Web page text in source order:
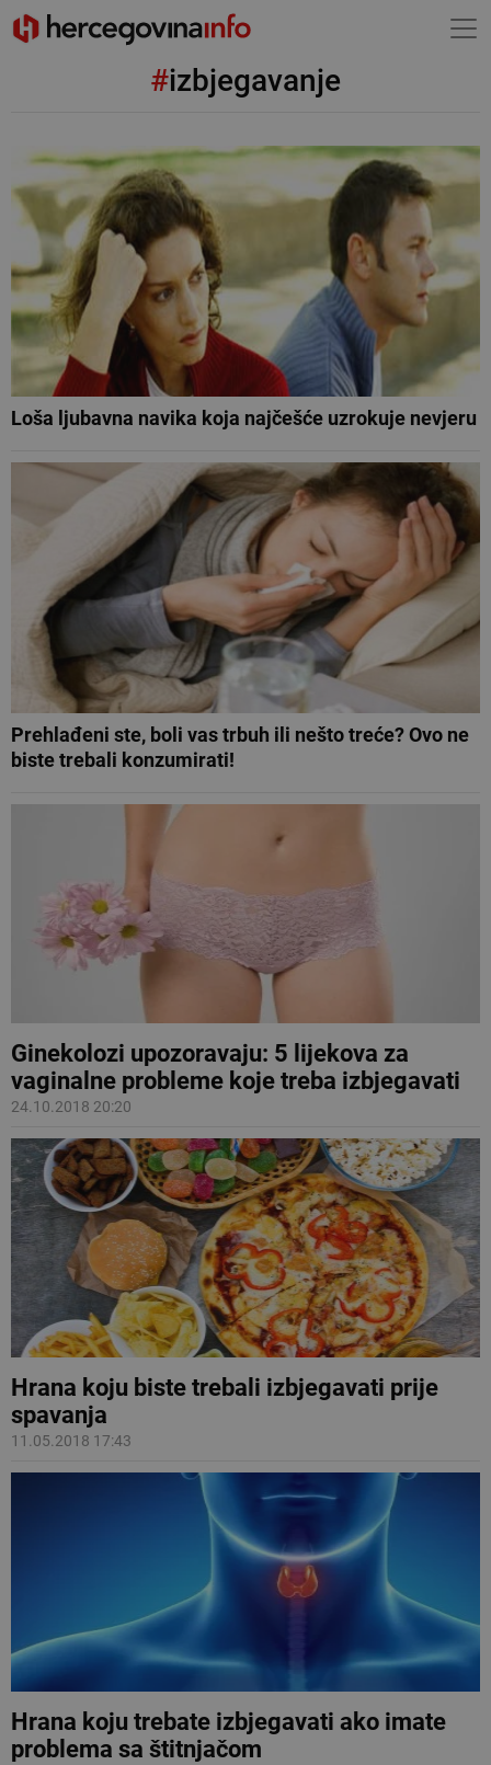
#izbjegavanje
Loša ljubavna navika koja najčešće uzrokuje nevjeru
Prehlađeni ste, boli vas trbuh ili nešto treće? Ovo ne
biste trebali konzumirati!
Ginekolozi upozoravaju: 5 lijekova za
vaginalne probleme koje treba izbjegavati
24.10.2018 20:20
Hrana koju biste trebali izbjegavati prije
spavanja
11.05.2018 17:43
Hrana koju trebate izbjegavati ako imate
problema sa štitnjačom